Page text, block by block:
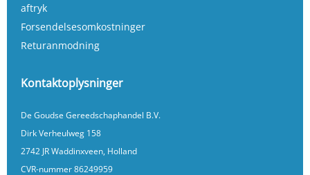
aftryk
Forsendelsesomkostninger
Returanmodning
Kontaktoplysninger
De Goudse Gereedschaphandel B.V.
Dirk Verheulweg 158
2742 JR Waddinxveen, Holland
CVR-nummer 86249959